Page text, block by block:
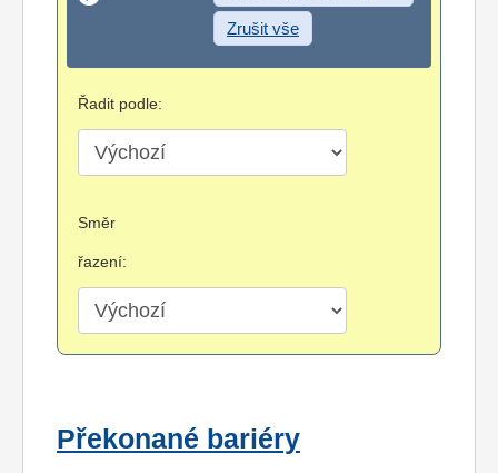
Zrušit vše
Řadit podle:
Směr
řazení:
Překonané bariéry